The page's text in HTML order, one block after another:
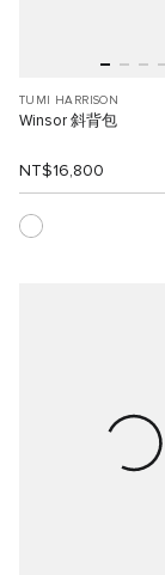
TUMI HARRISON
Winsor 斜背包
NT$16,800